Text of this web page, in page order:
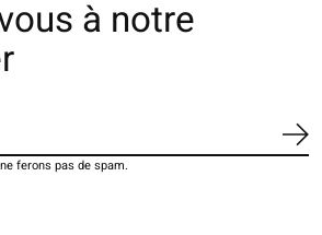
à notre
ferons pas de spam.